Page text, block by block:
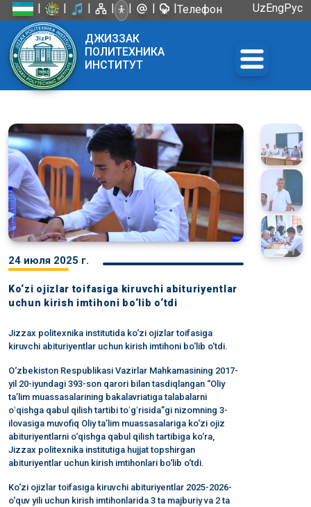
| | | | | | |Телефон
UzEngРус
ДЖИЗЗАК
ПОЛИТЕХНИКА
ИНСТИТУТ
24 июля 2025 г.
Ko‘zi ojizlar toifasiga kiruvchi abituriyentlar
uchun kirish imtihoni bo‘lib o‘tdi
Jizzax politexnika institutida ko‘zi ojizlar toifasiga
kiruvchi abituriyentlar uchun kirish imtihoni bo‘lib o‘tdi.
O‘zbekiston Respublikasi Vazirlar Mahkamasining 2017-
yil 20-iyundagi 393-son qarori bilan tasdiqlangan “Oliy
taʼlim muassasalarining bakalavriatiga talabalarni
oʻqishga qabul qilish tartibi toʻgʻrisida”gi nizomning 3-
ilovasiga muvofiq Oliy taʼlim muassasalariga ko‘zi ojiz
abituriyentlarni o‘qishga qabul qilish tartibiga ko‘ra,
Jizzax politexnika institutiga hujjat topshirgan
abituriyentlar uchun kirish imtihonlari bo‘lib o‘tdi.
Ko‘zi ojizlar toifasiga kiruvchi abituriyentlar 2025-2026-
o‘quv yili uchun kirish imtihonlarida 3 ta majburiy va 2 ta